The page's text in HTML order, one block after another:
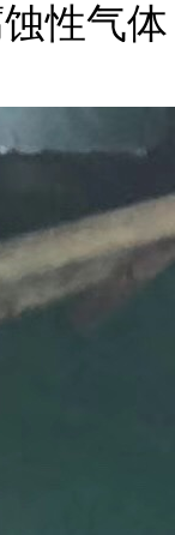
性气体